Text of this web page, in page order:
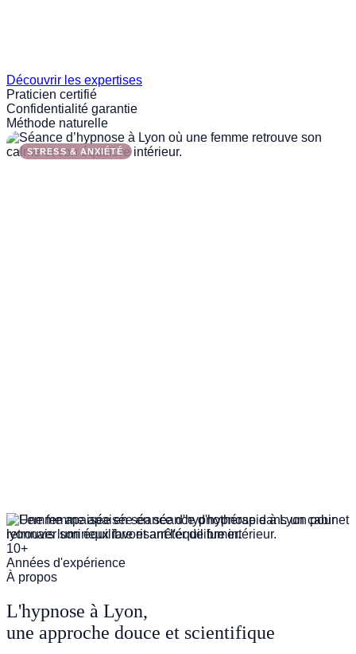
Découvrir les expertises
Praticien certifié
Confidentialité garantie
Méthode naturelle
STRESS & ANXIÉTÉ
10+
Années d'expérience
À propos
L'hypnose à Lyon,
une approche douce et scientifique